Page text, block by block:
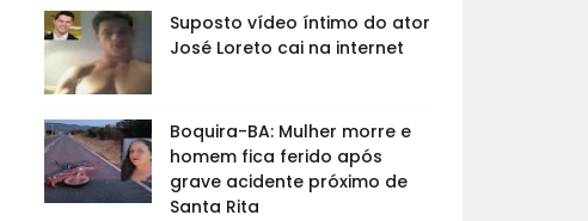
Suposto vídeo íntimo do ator
José Loreto cai na internet
Boquira-BA: Mulher morre e
homem fica ferido após
grave acidente próximo de
Santa Rita